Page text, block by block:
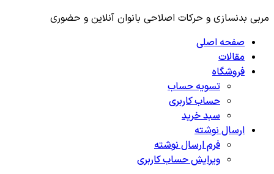
مربی بدنسازی و حرکات اصلاحی بانوان آنلاین و حضوری
صفحه اصلی
مقالات
فروشگاه
تسویه حساب
حساب کاربری
سبد خرید
ارسال نوشته
فرم ارسال نوشته
ویرایش حساب کاربری